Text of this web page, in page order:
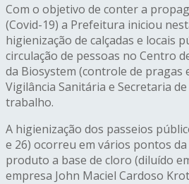
Com o objetivo de conter a
(Covid-19) a Prefeitura iniciou
higienização de calçadas e locais
circulação de pessoas no Centro
da Biosystem (controle de pragas
Vigilância Sanitária e Secretaria
trabalho.
A higienização dos passeios
e 26) ocorreu em vários pontos da
produto a base de cloro (diluído
empresa John Maciel Cardoso